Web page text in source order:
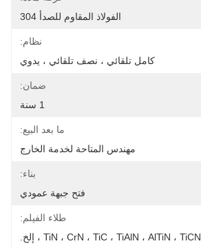
الفولاذ المقاوم للصدأ 304
نظام:
كامل تلقائي ، نصف تلقائي ، يدوي
ضمان:
ما بعد البيع:
مهندس المتاحة لخدمة الخارج
بناء:
فتح جبهة عمودي
طلاء الفيلم:
TiN ، CrN ، TiC ، TiAlN ، AlTiN ، TiCN ، إلخ.